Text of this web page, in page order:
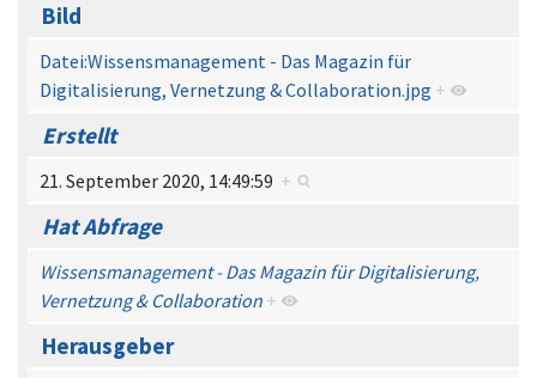
Bild
Datei:Wissensmanagement - Das Magazin für
Digitalisierung, Vernetzung & Collaboration.jpg +
Erstellt
21. September 2020, 14:49:59 +
Hat Abfrage
Wissensmanagement - Das Magazin für Digitalisierung,
Vernetzung & Collaboration +
Herausgeber